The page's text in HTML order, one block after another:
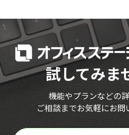
試してみま
機能やプランなどの
ご相談までお気軽にお